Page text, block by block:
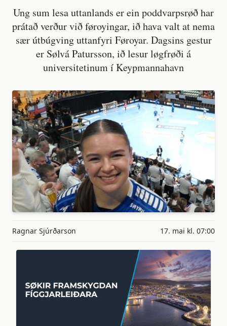
Ung sum lesa uttanlands er ein poddvarpsrøð har
prátað verður við føroyingar, ið hava valt at nema
sær útbúgving uttanfyri Føroyar. Dagsins gestur
er Sølvá Patursson, ið lesur løgfrøði á
universitetinum í Keypmannahavn
Ragnar Sjúrðarson 17. mai kl. 07:00